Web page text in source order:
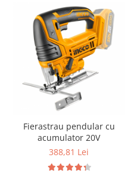
Fierastrau pendular cu
acumulator 20V
388,81 Lei